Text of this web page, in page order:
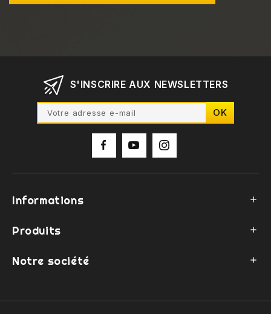
S'INSCRIRE AUX NEWSLETTERS
Informations 
Produits 
Notre société 